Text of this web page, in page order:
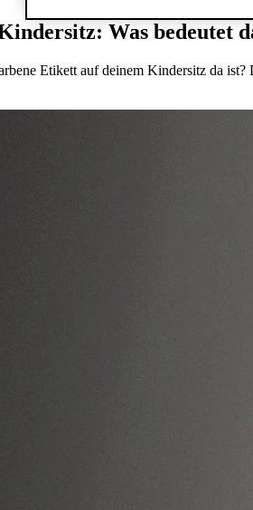
Was bedeutet
Etikett auf deinem Kindersitz da